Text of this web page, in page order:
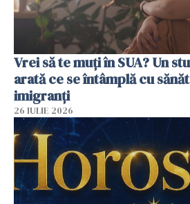
Vrei să te muți în SUA? Un
arată ce se întâmplă cu
imigranți
26 IULIE 2026